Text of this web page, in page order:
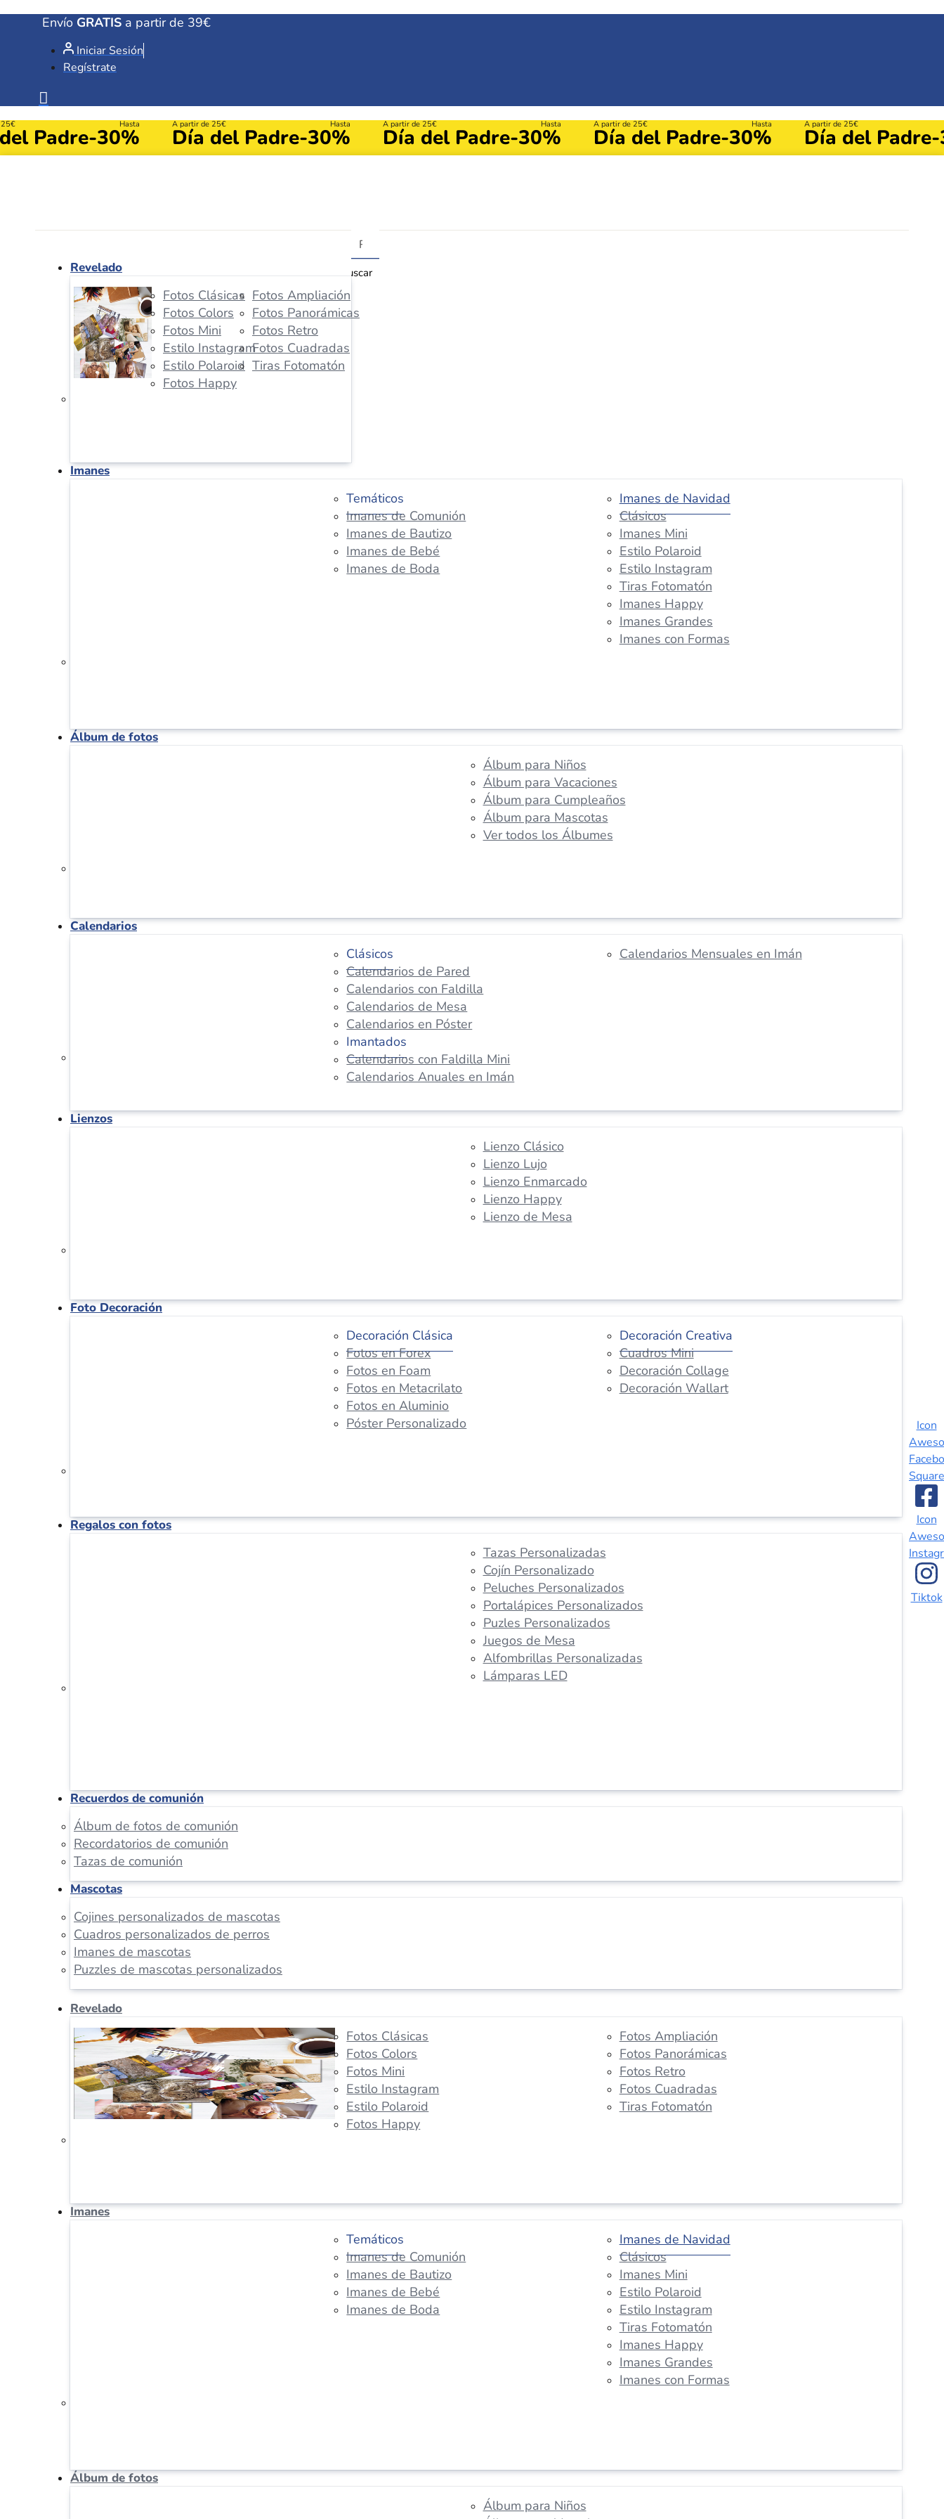
Envío GRATIS a partir de 39€
Iniciar Sesión
Regístrate
Padre
Hasta
-30%
A partir de 25€
Día del Padre
Hasta
-30%
A partir de 25€
Día del Padre
Hasta
-30%
A partir de 25€
Día del Padre
Hasta
-30%
A partir de 25€
Día del Padre
Buscar
Revelado
Fotos Clásicas
Fotos Colors
Fotos Mini
Estilo Instagram
Estilo Polaroid
Fotos Happy
Fotos Ampliación
Fotos Panorámicas
Fotos Retro
Fotos Cuadradas
Tiras Fotomatón
Imanes
Temáticos
Imanes de Comunión
Imanes de Bautizo
Imanes de Bebé
Imanes de Boda
Imanes de Navidad
Clásicos
Imanes Mini
Estilo Polaroid
Estilo Instagram
Tiras Fotomatón
Imanes Happy
Imanes Grandes
Imanes con Formas
Álbum de fotos
Álbum para Niños
Álbum para Vacaciones
Álbum para Cumpleaños
Álbum para Mascotas
Ver todos los Álbumes
Calendarios
Clásicos
Calendarios de Pared
Calendarios con Faldilla
Calendarios de Mesa
Calendarios en Póster
Imantados
Calendarios con Faldilla Mini
Calendarios Anuales en Imán
Calendarios Mensuales en Imán
Lienzos
Lienzo Clásico
Lienzo Lujo
Lienzo Enmarcado
Lienzo Happy
Lienzo de Mesa
Foto Decoración
Decoración Clásica
Fotos en Forex
Fotos en Foam
Fotos en Metacrilato
Fotos en Aluminio
Póster Personalizado
Decoración Creativa
Cuadros Mini
Decoración Collage
Decoración Wallart
Regalos con fotos
Tazas Personalizadas
Cojín Personalizado
Peluches Personalizados
Portalápices Personalizados
Puzles Personalizados
Juegos de Mesa
Alfombrillas Personalizadas
Lámparas LED
Recuerdos de comunión
Álbum de fotos de comunión
Recordatorios de comunión
Tazas de comunión
Mascotas
Cojines personalizados de mascotas
Cuadros personalizados de perros
Imanes de mascotas
Puzzles de mascotas personalizados
Revelado
Fotos Clásicas
Fotos Colors
Fotos Mini
Estilo Instagram
Estilo Polaroid
Fotos Happy
Fotos Ampliación
Fotos Panorámicas
Fotos Retro
Fotos Cuadradas
Tiras Fotomatón
Imanes
Temáticos
Imanes de Comunión
Imanes de Bautizo
Imanes de Bebé
Imanes de Boda
Imanes de Navidad
Clásicos
Imanes Mini
Estilo Polaroid
Estilo Instagram
Tiras Fotomatón
Imanes Happy
Imanes Grandes
Imanes con Formas
Álbum de fotos
Álbum para Niños
Icon
Square
Icon
Tiktok